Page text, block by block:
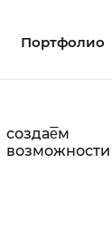
Портфолио
создаe̅м
возможности